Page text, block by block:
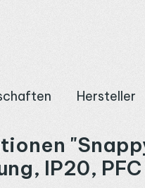
Hersteller
IP20, PFC